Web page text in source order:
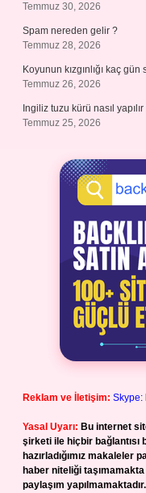
Temmuz 30, 2026
Spam nereden gelir ?
Temmuz 28, 2026
Koyunun kızgınlığı kaç gün
Temmuz 26, 2026
Ingiliz tuzu kürü nasıl yapılır
Temmuz 25, 2026
Reklam ve İletişim: Skype:
Yasal Uyarı: Bu internet
şirketi ile hiçbir bağlantısı
hazırladığımız makaleler
haber niteliği
paylaşım